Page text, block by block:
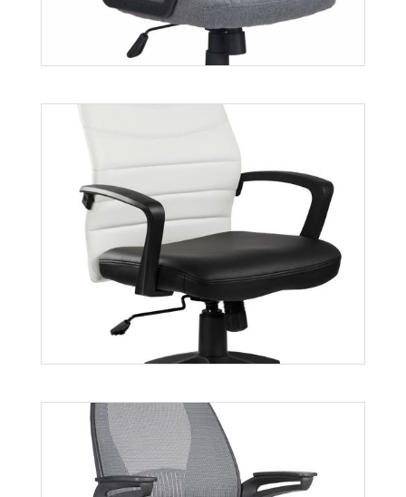
Więcej
Rino
Więcej